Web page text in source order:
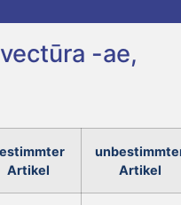
-ae,
Artikel
Artikel